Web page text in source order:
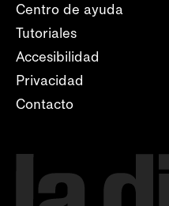
Centro de ayuda
Tutoriales
Accesibilidad
Privacidad
Contacto